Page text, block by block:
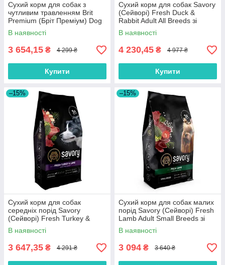
Сухий корм для собак з
чутливим травленням Brit
Premium (Бріт Преміум) Dog
Sensitive Lamb з ягням 15 кг
В наявності
3 654,15 ₴ 4 299 ₴
Купити
Сухий корм для собак Savory
(Cейворi) Fresh Duck &
Rabbit Adult All Breeds зі
свіжої качки та кролика 12 кг
В наявності
4 230,45 ₴ 4 977 ₴
Купити
–15%
Сухий корм для собак
середніх порід Savory
(Cейворi) Fresh Turkey &
Lamb Adult Medium Breeds зі
свіжим ягням та індичкою 12
кг
В наявності
3 647,35 ₴ 4 291 ₴
–15%
Сухий корм для собак малих
порід Savory (Cейворi) Fresh
Lamb Adult Small Breeds зі
свіжим ягням 8 кг
В наявності
3 094 ₴ 3 640 ₴